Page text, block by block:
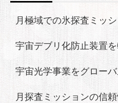
月極域での氷探査ミッ
宇宙デブリ化防止装置
宇宙光学事業をグロー
月探査ミッションの信